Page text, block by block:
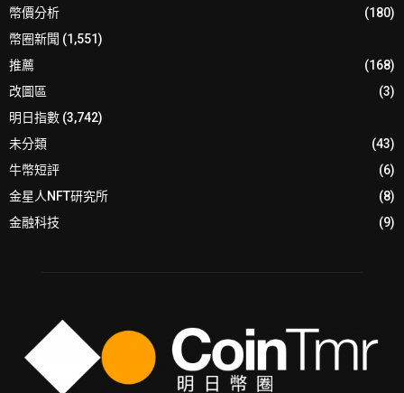
幣價分析
(180)
幣圈新聞 (1,551)
推薦
(168)
改圖區
(3)
明日指數 (3,742)
未分類
(43)
牛幣短評
(6)
金星人NFT研究所
(8)
金融科技
(9)